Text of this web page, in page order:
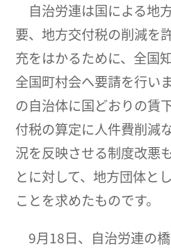
自治労連は国による地
要、地方交付税の削減を
充をはかるために、全国
全国町村会へ要請を行い
の自治体に国どおりの賃
付税の算定に人件費削減
況を反映させる制度改悪
とに対して、地方団体と
ことを求めたものです。
9月18日、自治労連の